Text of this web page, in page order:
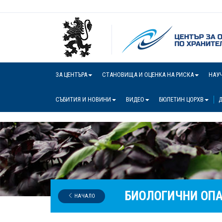
ЗА ЦЕНТЪРА СТАНОВИЩА И ОЦЕНКА НА РИСКА
СЪБИТИЯ И НОВИНИ ВИДЕО БЮЛЕТИН ЦОРХВ
БИОЛОГИЧНИ
НАЧАЛО